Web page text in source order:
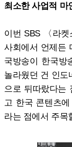
최소한 사업적 마
이번 SBS 〈라켓
사회에서 언제든
국방송이 한국방
놀라웠던 건 인도
으로 뒤따랐다는
고 한국 콘텐츠
라는 점에서 주목